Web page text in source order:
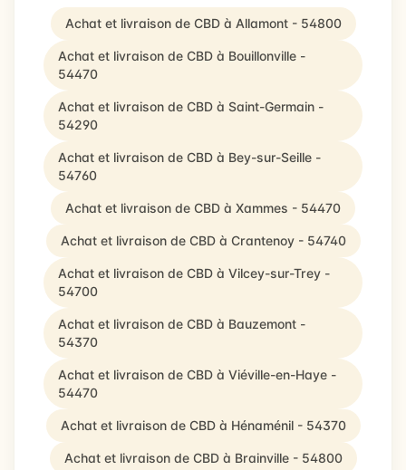
Achat et livraison de CBD à Allamont - 54800
Achat et livraison de CBD à Bouillonville -
54470
Achat et livraison de CBD à Saint-Germain -
54290
Achat et livraison de CBD à Bey-sur-Seille -
54760
Achat et livraison de CBD à Xammes - 54470
Achat et livraison de CBD à Crantenoy - 54740
Achat et livraison de CBD à Vilcey-sur-Trey -
54700
Achat et livraison de CBD à Bauzemont -
54370
Achat et livraison de CBD à Viéville-en-Haye -
54470
Achat et livraison de CBD à Hénaménil - 54370
Achat et livraison de CBD à Brainville - 54800